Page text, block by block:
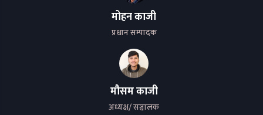
मोहन काजी
प्रधान सम्पादक
मौसम काजी
अध्यक्ष/ सञ्चालक